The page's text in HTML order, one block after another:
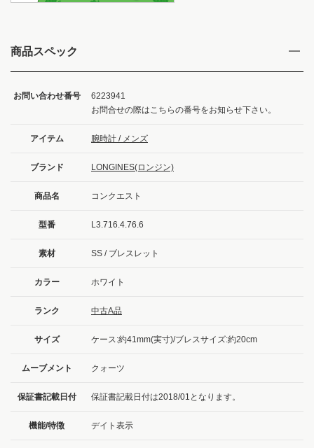
商品スペック
お問い合わせ番号
6223941
お問合せの際はこちらの番号をお知らせ下さい。
アイテム 腕時計 / メンズ
ブランド LONGINES(ロンジン)
商品名 コンクエスト
型番 L3.716.4.76.6
素材 SS / ブレスレット
カラー ホワイト
ランク 中古A品
サイズ ケース:約41mm(実寸)/ブレスサイズ:約20cm
ムーブメント クォーツ
保証書記載日付 保証書記載日付は2018/01となります。
機能/特徴 デイト表示